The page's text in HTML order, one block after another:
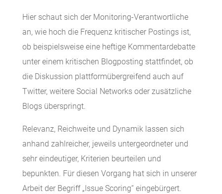
Hier schaut sich der Monitoring-Verantwortliche
an, wie hoch die Frequenz kritischer Postings ist,
ob beispielsweise eine heftige Kommentardebatte
unter einem kritischen Blogposting stattfindet, ob
die Diskussion plattformübergreifend auch auf
Twitter, weitere Social Networks oder zusätzliche
Blogs überspringt.
Relevanz, Reichweite und Dynamik lassen sich
anhand zahlreicher, jeweils untergeordneter und
sehr eindeutiger, Kriterien beurteilen und
bepunkten. Für diesen Vorgang hat sich in unserer
Arbeit der Begriff „Issue Scoring“ eingebürgert.